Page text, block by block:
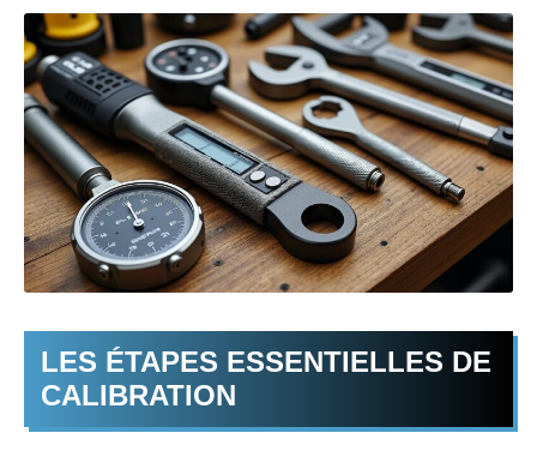
LES ÉTAPES ESSENTIELLES DE
CALIBRATION